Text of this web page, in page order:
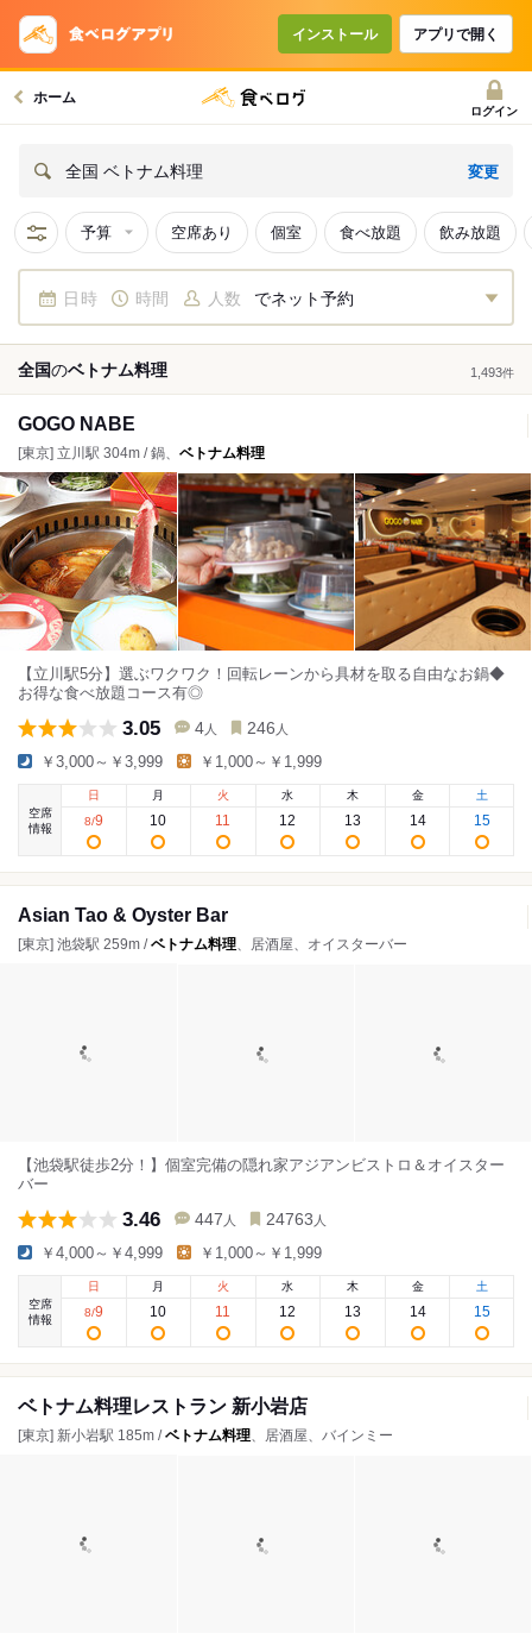
インストール アプリで開く
ホーム
ログイン
全国 ベトナム料理 変更
予算 空席あり 個室 食べ放題 飲み放題
日時 時間 人数 でネット予約
全国のベトナム料理 1,493件
GOGO NABE
[東京] 立川駅 304m / 鍋、 ベトナム料理
【立川駅5分】選ぶワクワク！回転レーンから具材を取る自由なお鍋◆
お得な食べ放題コース有◎
3.05 4 人 246 人
￥3,000～￥3,999 ￥1,000～￥1,999
空席
情報
日
8/9
月
10
火
11
水
12
木
13
金
14
土
15
Asian Tao & Oyster Bar
[東京] 池袋駅 259m /ベトナム料理、居酒屋、オイスターバー
【池袋駅徒歩2分！】個室完備の隠れ家アジアンビストロ＆オイスター
バー
3.46 447 人 24763 人
￥4,000～￥4,999 ￥1,000～￥1,999
空席
情報
日
8/9
月
10
火
11
水
12
木
13
金
14
土
15
ベトナム料理レストラン 新小岩店
[東京] 新小岩駅 185m /ベトナム料理、居酒屋、バインミー